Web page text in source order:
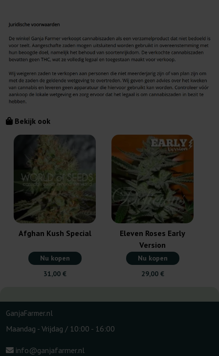
Bekijk ook
Afghan Kush Special
Nu kopen
31,00 €
Eleven Roses Early
Version
Nu kopen
29,00 €
GanjaFarmer.nl
Maandag - Vrijdag / 10:00 - 16:00
info@ganjafarmer.nl